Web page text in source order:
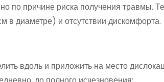
по причине риска получения травмы.
в диаметре) и отсутствии дискомфорта.
вдоль и приложить на место